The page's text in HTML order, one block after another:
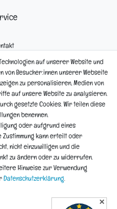
von Altbaterien
auf unserer Website und
von Besucher:innen unserer Webseite
zu personalisieren, Medien von
auf unsere Website zu analysieren.
gesetzte Cookies. Wir teilen diese
benennen.
oder aufgrund eines
kann erteilt oder
nicht einzuwilligen und die
zu ändern oder zu widerrufen.
Hinweise zur Verwendung
Daten­schutz­erklärung.
✕